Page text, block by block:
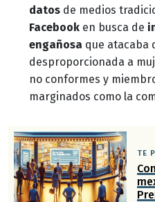
datos de medios
Facebook en busca de
engañosa que atacaba
desproporcionada a
no conformes y
marginados como la
TE